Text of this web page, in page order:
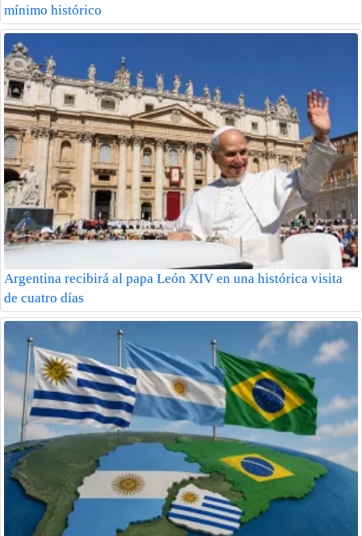
mínimo histórico
Argentina recibirá al papa León XIV en una histórica visita
de cuatro días